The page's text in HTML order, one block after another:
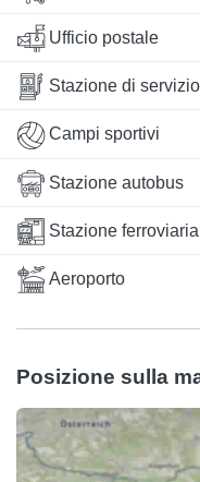
Ufficio postale
Stazione di servizio
Campi sportivi
Stazione autobus
Stazione ferroviaria
Aeroporto
Posizione sulla